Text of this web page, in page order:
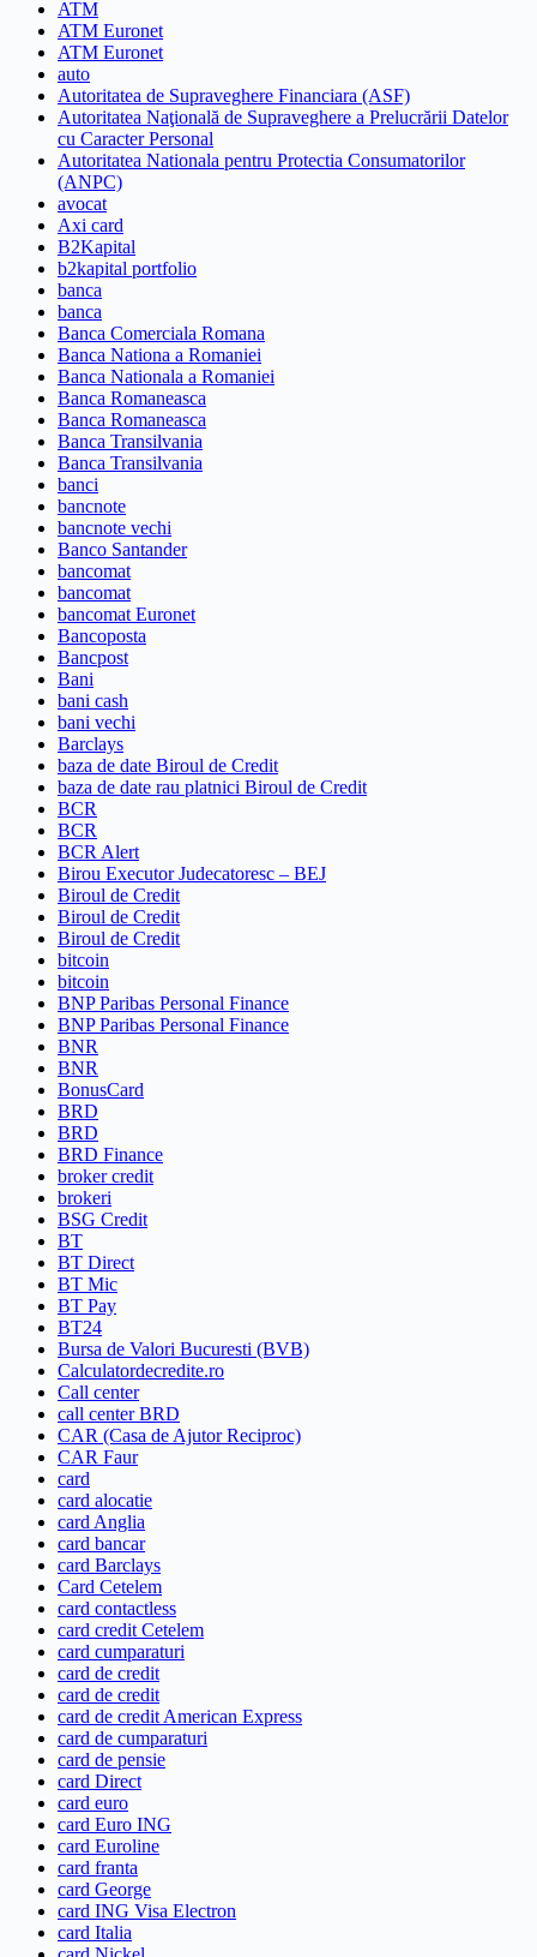
ATM
ATM Euronet
ATM Euronet
auto
Autoritatea de Supraveghere Financiara (ASF)
Autoritatea Naţională de Supraveghere a Prelucrării Datelor
cu Caracter Personal
Autoritatea Nationala pentru Protectia Consumatorilor
(ANPC)
avocat
Axi card
B2Kapital
b2kapital portfolio
banca
banca
Banca Comerciala Romana
Banca Nationa a Romaniei
Banca Nationala a Romaniei
Banca Romaneasca
Banca Romaneasca
Banca Transilvania
Banca Transilvania
banci
bancnote
bancnote vechi
Banco Santander
bancomat
bancomat
bancomat Euronet
Bancoposta
Bancpost
Bani
bani cash
bani vechi
Barclays
baza de date Biroul de Credit
baza de date rau platnici Biroul de Credit
BCR
BCR
BCR Alert
Birou Executor Judecatoresc – BEJ
Biroul de Credit
Biroul de Credit
Biroul de Credit
bitcoin
bitcoin
BNP Paribas Personal Finance
BNP Paribas Personal Finance
BNR
BNR
BonusCard
BRD
BRD
BRD Finance
broker credit
brokeri
BSG Credit
BT
BT Direct
BT Mic
BT Pay
BT24
Bursa de Valori Bucuresti (BVB)
Calculatordecredite.ro
Call center
call center BRD
CAR (Casa de Ajutor Reciproc)
CAR Faur
card
card alocatie
card Anglia
card bancar
card Barclays
Card Cetelem
card contactless
card credit Cetelem
card cumparaturi
card de credit
card de credit
card de credit American Express
card de cumparaturi
card de pensie
card Direct
card euro
card Euro ING
card Euroline
card franta
card George
card ING Visa Electron
card Italia